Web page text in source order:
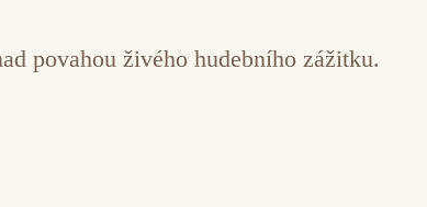
povahou živého hudebního zážitku.